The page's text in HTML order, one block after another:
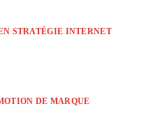
STRATÉGIE INTERNET
DE MARQUE